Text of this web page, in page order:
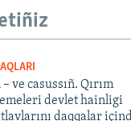
ve casussıñ. Qırım
devlet hainligi
daqqalar